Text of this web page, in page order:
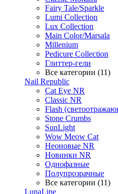
Fairy Tale/Sparkle
Lumi Collection
Lux Collection
Main Color/Marsala
Millenium
Pedicure Collection
Глиттер-гели
Все категории (11)
Nail Republic
Cat Eye NR
Classic NR
Flash
Stone Crumbs
SunLight
Wow Meow Cat
Неоновые NR
Новинки NR
Однофазные
Полупрозрачные
Все категории (11)
LunaLine